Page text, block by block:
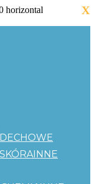
horizontal
SKÓRAINNE
X